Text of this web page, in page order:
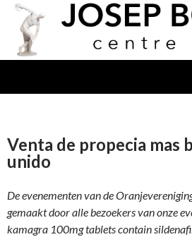
Venta de propecia mas
unido
De evenementenvan de
gemaakt door alle bezoekers van onze
kamagra 100mg tablets contain